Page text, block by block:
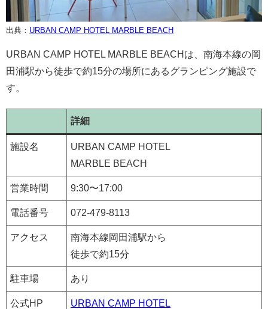
出典： URBAN CAMP HOTEL MARBLE BEACH
URBAN CAMP HOTEL MARBLE BEACHは、南海本線の岡
田浦駅から徒歩で約15分の場所にあるグランピング施設で
す。
詳細
施設名
URBAN CAMP HOTEL
MARBLE BEACH
営業時間 9:30〜17:00
電話番号 072-479-8113
アクセス
南海本線岡田浦駅から
徒歩で約15分
駐車場 あり
公式HP
URBAN CAMP HOTEL